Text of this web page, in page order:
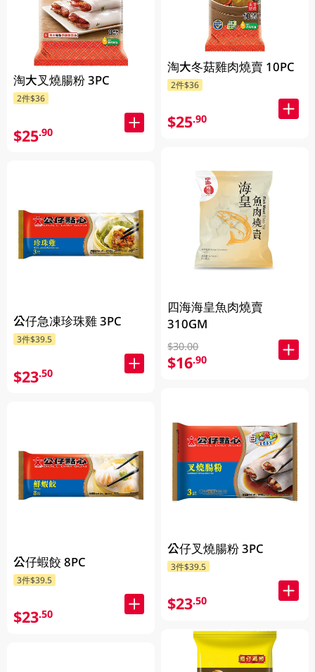
淘大叉燒腸粉 3PC
2件$36
$25.90
公仔急凍珍珠雞 3PC
3件$39.5
$23.50
公仔蝦餃 8PC
3件$39.5
$23.50
淘大冬菇雞肉燒賣 10PC
2件$36
$25.90
四海海皇魚肉燒賣
310GM
$30.00
$16.90
公仔叉燒腸粉 3PC
3件$39.5
$23.50